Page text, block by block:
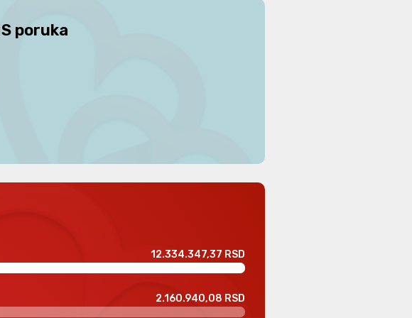
poruka
12.334.347,37 RSD
2.160.940,08 RSD